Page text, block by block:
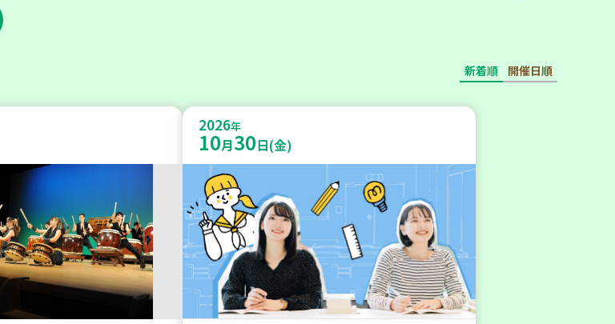
新着順 開催日順
2026年
10月30日(金)